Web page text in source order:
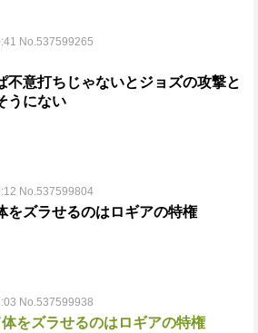
No.537599265
不意打ちじゃないとジョズの攻撃と
うにない
No.537599804
をズラせるのはロギアの特権
No.537599938
をズラせるのはロギアの特権